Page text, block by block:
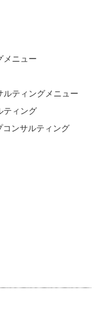
メニュー
ルティングメニュー
ティング
コンサルティング